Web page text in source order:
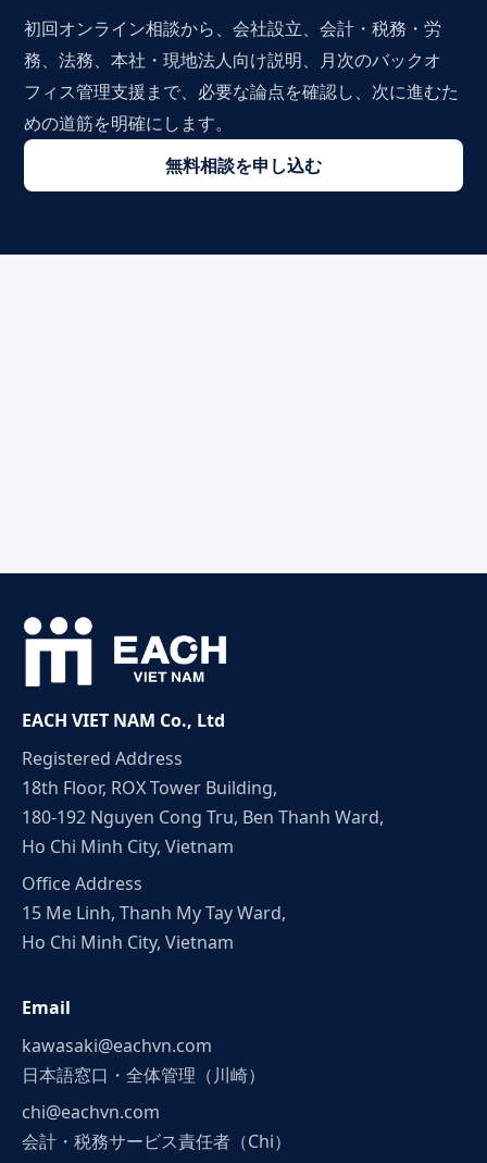
初回オンライン相談から、会社設立、会計・税務・労
務、法務、本社・現地法人向け説明、月次のバックオ
フィス管理支援まで、必要な論点を確認し、次に進むた
めの道筋を明確にします。
無料相談を申し込む
EACH VIET NAM Co., Ltd
Registered Address
18th Floor, ROX Tower Building,
180-192 Nguyen Cong Tru, Ben Thanh Ward,
Ho Chi Minh City, Vietnam
Office Address
15 Me Linh, Thanh My Tay Ward,
Ho Chi Minh City, Vietnam
Email
kawasaki@eachvn.com
日本語窓口・全体管理（川崎）
chi@eachvn.com
会計・税務サービス責任者（Chi）